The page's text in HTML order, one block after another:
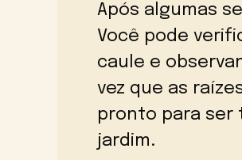
Após algumas
Você pode
caule e
vez que as
pronto para ser
jardim.